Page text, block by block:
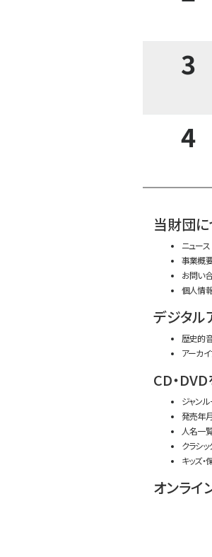
3
4
当財団
ニュース
事業概
お問い
個人情
デジタル
歴史的
アーカ
CD・
ジャン
発売年
人名一
クラシッ
キッズ
オンライ